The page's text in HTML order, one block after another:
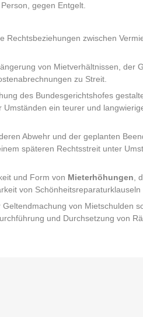
gegen Entgelt.
Rechtsbeziehungen zwischen
von Mietverhältnissen, der
zu Streit.
des Bundesgerichtshofes
ein teurer und
Abwehr und der geplanten
späteren Rechtsstreit unter
und Form von Mieterhöhungen ,
von Schönheitsreparaturklauseln
von Mietschulden
und Durchsetzung von